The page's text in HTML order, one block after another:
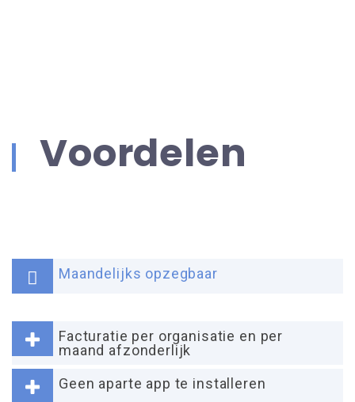
Voordelen
Maandelijks opzegbaar
Facturatie per organisatie en per
maand afzonderlijk
Geen aparte app te installeren